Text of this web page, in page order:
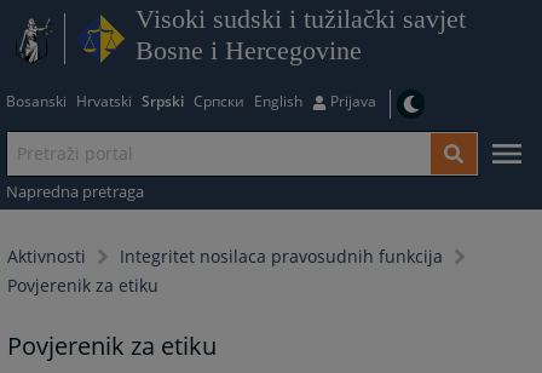
Visoki sudski i tužilački savjet
Bosne i Hercegovine
Bosanski Hrvatski Srpski Српски English Prijava
Napredna pretraga
Aktivnosti
Integritet nosilaca pravosudnih funkcija
Povjerenik za etiku
Povjerenik za etiku